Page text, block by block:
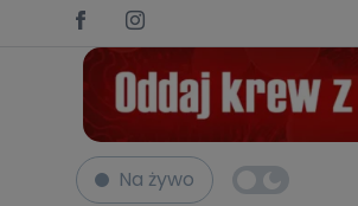
Na żywo